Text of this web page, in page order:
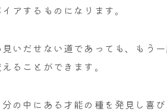
アするものになります。
いだせない道であっても、もう
ることができます。
の中にある才能の種を発見し喜